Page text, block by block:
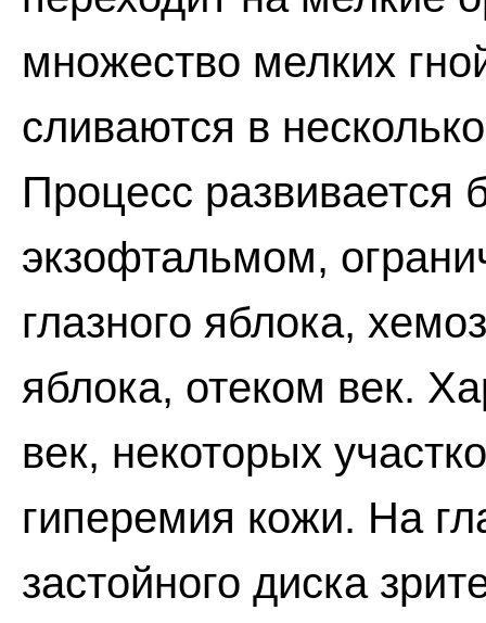
множество мелких
сливаются в
Процесс развивается
экзофтальмом,
глазного яблока,
яблока, отеком век.
век, некоторых
гиперемия кожи. На
застойного диска